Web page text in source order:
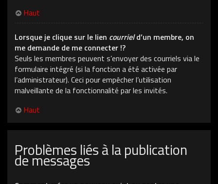
Haut
Lorsque je clique sur le lien courrield’un membre, on
me demande de me connecter !?
Seuls les membres peuvent s’envoyer des courriels via le
formulaire intégré (si la fonction a été activée par
l’administrateur). Ceci pour empêcher l’utilisation
malveillante de la fonctionnalité par les invités.
Haut
Problèmes liés à la publication
de messages